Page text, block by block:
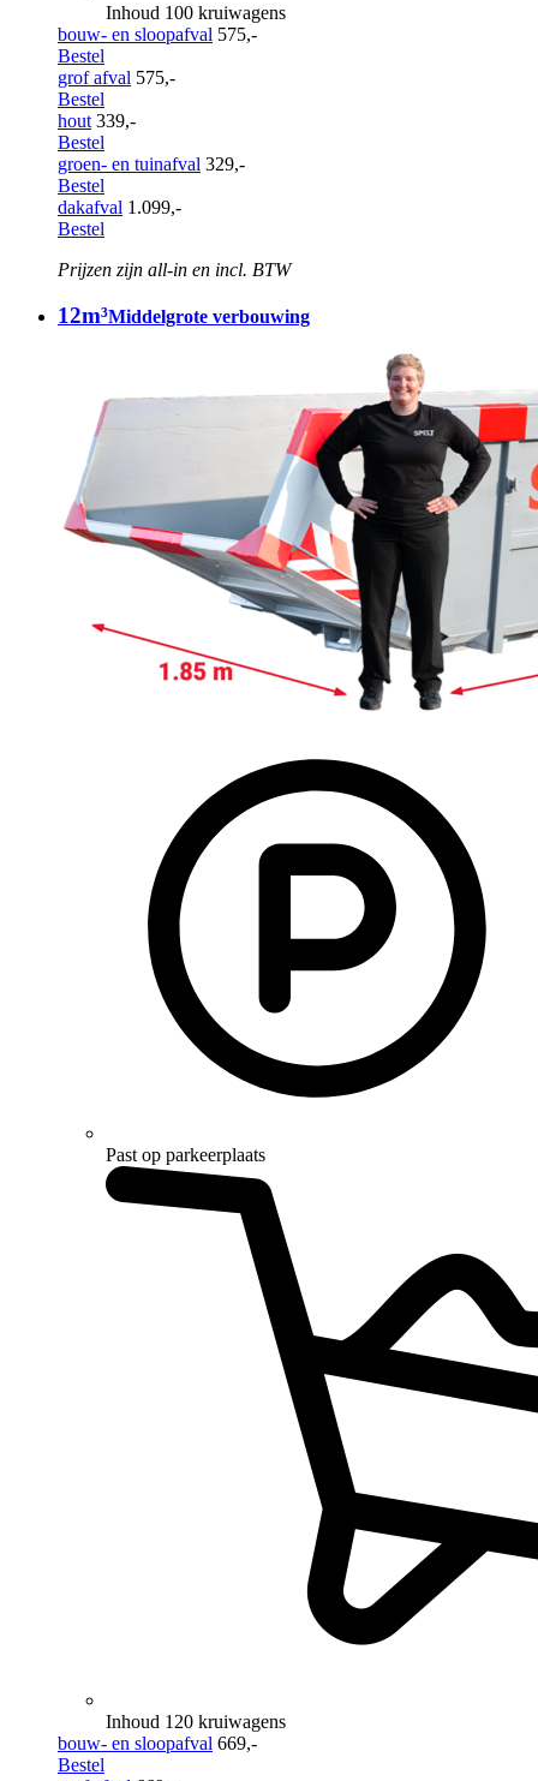
Inhoud 100 kruiwagens
bouw- en sloopafval 575,-
Bestel
grof afval 575,-
Bestel
hout 339,-
Bestel
groen- en tuinafval 329,-
Bestel
dakafval 1.099,-
Bestel
Prijzen zijn all-in en incl. BTW
12m³Middelgrote verbouwing
Past op parkeerplaats
Inhoud 120 kruiwagens
bouw- en sloopafval 669,-
Bestel